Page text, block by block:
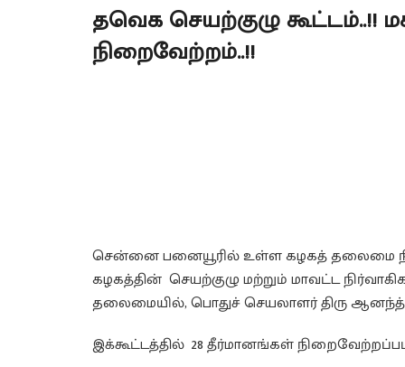
தவெக செயற்குழு கூட்டம்..!!
நிறைவேற்றம்..!!
சென்னை பனையூரில் உள்ள கழகத் தலைமை
கழகத்தின் செயற்குழு மற்றும் மாவட்ட
தலைமையில், பொதுச் செயலாளர் திரு
இக்கூட்டத்தில் 28 தீர்மானங்கள்